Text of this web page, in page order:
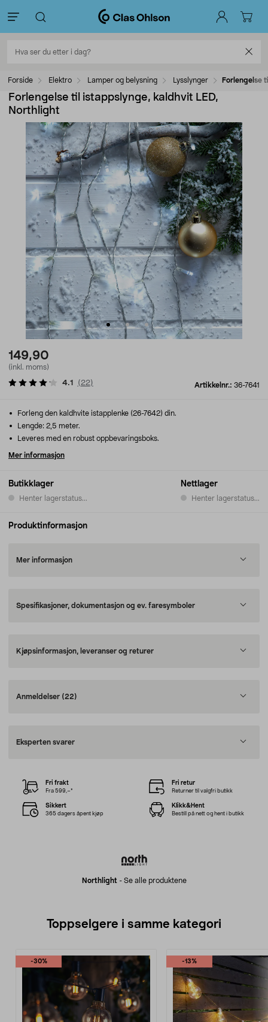
Forside Elektro Lamper og belysning Lysslynger Forlengelse
Forlengelse til istappslynge, kaldhvit LED,
Northlight
149,90
(inkl. moms)
Artikkelnr.: 36-7641
4.1 ( 22)
Butikklager
Henter lagerstatus...
Nettlager
Henter lagerstatus...
Forleng den kaldhvite istapplenke (26-7642) din.
Lengde: 2,5 meter.
Leveres med en robust oppbevaringsboks.
Mer informasjon
Produktinformasjon
Mer informasjon
Spesifikasjoner, dokumentasjon og ev. faresymboler
Kjøpsinformasjon, leveranser og returer
Anmeldelser (22)
Eksperten svarer
Northlight - Se alle produktene
Fri frakt
Fra 599,–*
Fri retur
Returner til valgfri butikk
Sikkert
365 dagers åpent kjøp
Klikk&Hent
Bestill på nett og hent i butikk
Toppselgere i samme kategori
-30% -13%